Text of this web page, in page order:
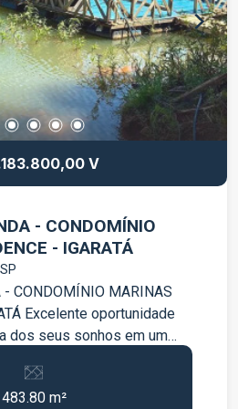
V
- CONDOMÍNIO
- IGARATÁ
- CONDOMÍNIO MARINAS
dos seus sonhos em um
desejados da região!
Ótima topografia Fácil
privilegiada dentro
483.80 m²